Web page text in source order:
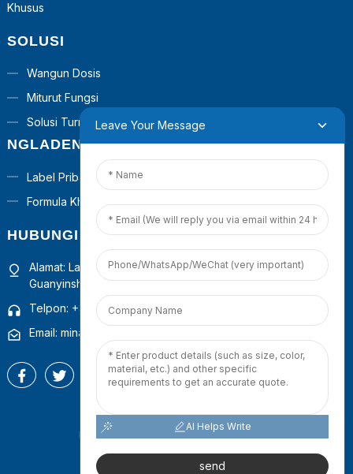
Khusus
SOLUSI
Wangun Dosis
Miturut Fungsi
Solusi Turnkey
NGLADENI
Label Pribadi
Formula Khusus
HUBUNGI KITA
Alamat: Lantai 4, Gedung 1, Pusat Operasi Komersial
Guanyinshan, Xiamen, Fujian, China
Telpon: +86 18965423693
Email: mina.cao@foxmail.com
Hak Cipta © 2025 Pepto (Xiamen) Co., Ltd.
Leave Your Message
AI Helps Write
send